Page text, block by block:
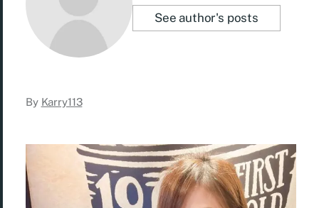
See author's posts
By Karry113